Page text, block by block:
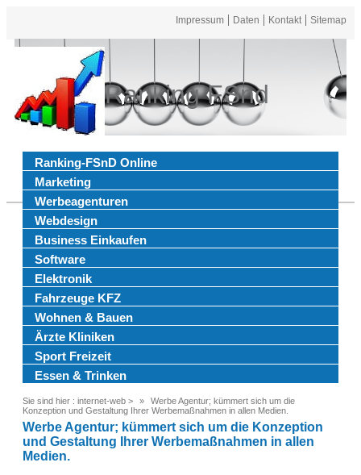
Impressum Daten Kontakt Sitemap
Ranking FSnd
Ranking-FSnD Online
Marketing
Werbeagenturen
Webdesign
Business Einkaufen
Software
Elektronik
Fahrzeuge KFZ
Wohnen & Bauen
Ärzte Kliniken
Sport Freizeit
Essen & Trinken
Sie sind hier : internet-web >
Werbe Agentur; kümmert sich um die
Konzeption und Gestaltung Ihrer Werbemaßnahmen in allen Medien.
Werbe Agentur; kümmert sich um die Konzeption
und Gestaltung Ihrer Werbemaßnahmen in allen
Medien.